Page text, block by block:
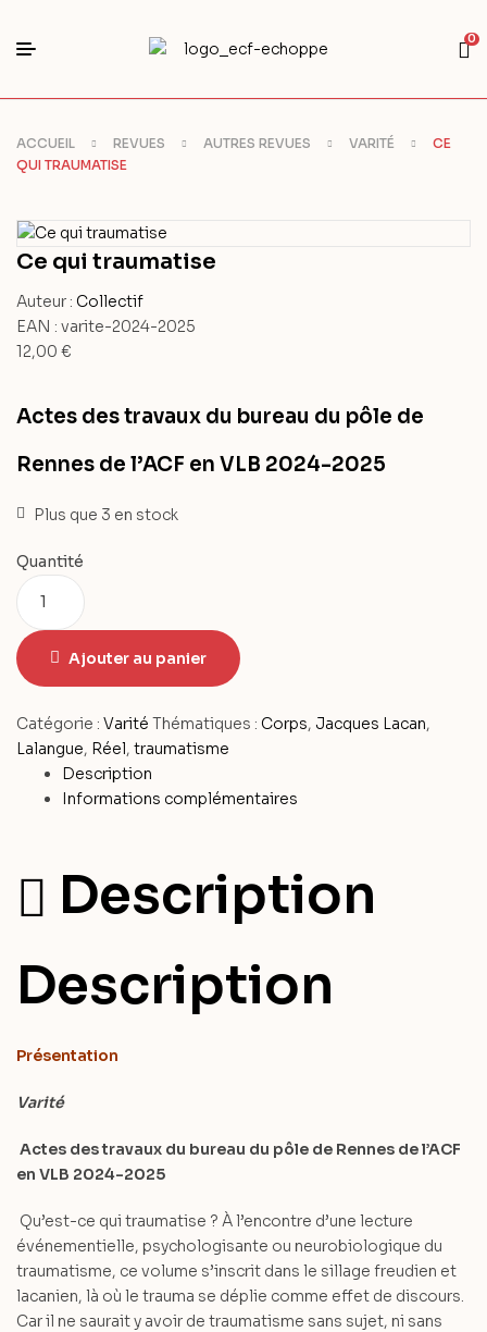
0
ACCUEIL REVUES AUTRES REVUES VARITÉ
CE
QUI TRAUMATISE
Ce qui traumatise
Auteur : Collectif
EAN : varite-2024-2025
12,00 €
Actes des travaux du bureau du pôle de
Rennes de l’ACF en VLB 2024-2025
Plus que 3 en stock
Quantité
Ajouter au panier
Catégorie : Varité Thématiques : Corps, Jacques Lacan,
Lalangue, Réel, traumatisme
Description
Informations complémentaires
Description
Description
Présentation
Varité
Actes des travaux du bureau du pôle de Rennes de l’ACF
en VLB 2024-2025
Qu’est-ce qui traumatise ? À l’encontre d’une lecture
événementielle, psychologisante ou neurobiologique du
traumatisme, ce volume s’inscrit dans le sillage freudien et
lacanien, là où le trauma se déplie comme effet de discours.
Car il ne saurait y avoir de traumatisme sans sujet, ni sans